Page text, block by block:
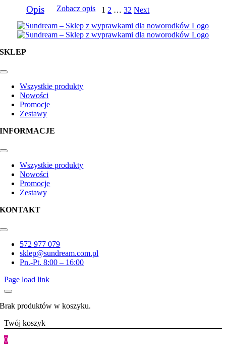
Opis Zobacz opis 1 2 … 32 Next
SKLEP
Toggle
NavigationWszystkie produkty
Nowości
Promocje
Zestawy
INFORMACJE
Toggle
NavigationWszystkie produkty
Nowości
Promocje
Zestawy
KONTAKT
Toggle
Navigation572 977 079
sklep@sundream.com.pl
Pn.-Pt. 8:00 – 16:00
Page load link
Brak produktów w koszyku.
Twój koszyk
0